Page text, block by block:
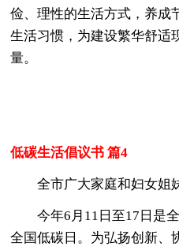
俭、理性的生活方式，养成
生活习惯，为建设繁华舒适
量。
低碳生活倡议书 篇4
全市广大家庭和妇女姐
今年6月11日至17日是
全国低碳日。为弘扬创新、